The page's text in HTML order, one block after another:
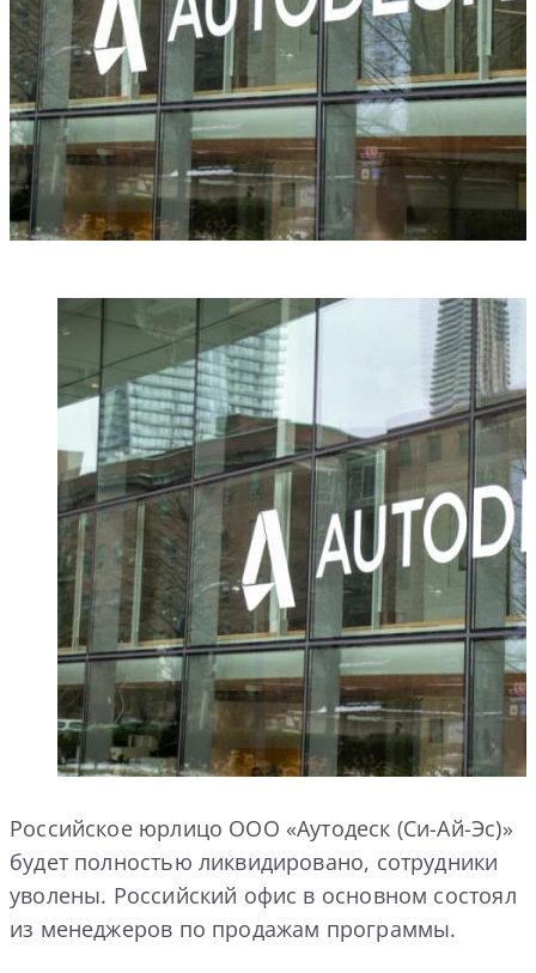
Российское юрлицо ООО «Аутодеск (Си-Ай-Эс)»
будет полностью ликвидировано, сотрудники
уволены. Российский офис в основном состоял
из менеджеров по продажам программы.